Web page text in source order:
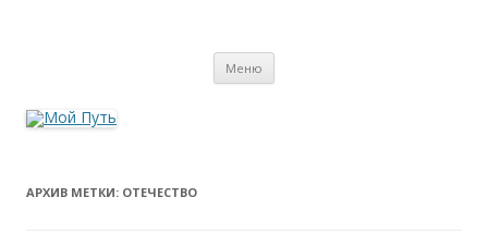
Меню
АРХИВ МЕТКИ: ОТЕЧЕСТВО